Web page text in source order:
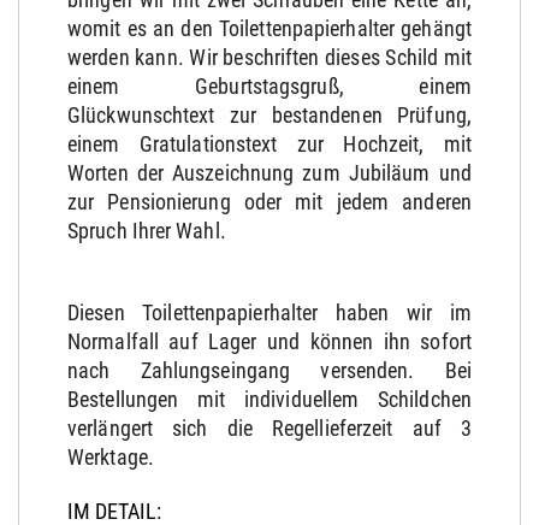
womit es an den Toilettenpapierhalter gehängt
werden kann. Wir beschriften dieses Schild mit
einem Geburtstagsgruß, einem
Glückwunschtext zur bestandenen Prüfung,
einem Gratulationstext zur Hochzeit, mit
Worten der Auszeichnung zum Jubiläum und
zur Pensionierung oder mit jedem anderen
Spruch Ihrer Wahl.
Diesen Toilettenpapierhalter haben wir im
Normalfall auf Lager und können ihn sofort
nach Zahlungseingang versenden. Bei
Bestellungen mit individuellem Schildchen
verlängert sich die Regellieferzeit auf 3
Werktage.
IM DETAIL: